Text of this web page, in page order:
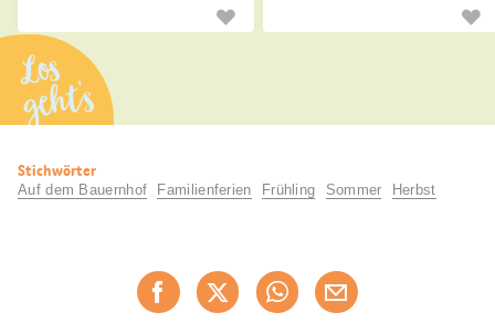
Los
geht’s
Nützliche
Informationen
Stichwörter
Auf dem Bauernhof Familienferien Frühling Sommer Herbst
Jetzt weiterempfehlen